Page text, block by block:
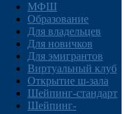
МФШ
Образование
Для владельцев
Для новичков
Для эмигрантов
Виртуальный клуб
Открытие ш-зала
Шейпинг-стандарт
Шейпинг-